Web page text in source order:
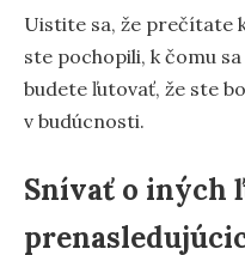
Uistite sa, že prečítate
ste pochopili, k čomu
budete ľutovať, že ste
v budúcnosti.
Snívať o iných